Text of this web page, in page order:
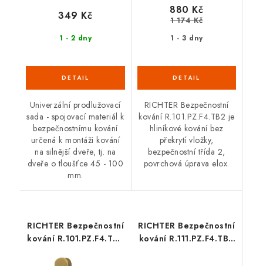
1 - 2 dny
349 Kč
Univerzální prodlužovací
sada - spojovací materiál k
bezpečnostnímu kování
určená k montáži kování
na silnější dveře, tj. na
dveře o tloušťce 45 - 100
mm.
1 - 3 dny
880 Kč
1 174 Kč
RICHTER Bezpečnostní
kování R.101.PZ.F4.TB2 je
hliníkové kování bez
překrytí vložky,
bezpečnostní třída 2,
povrchová úprava elox.
RICHTER Bezpečnostní
kování R.101.PZ.F4.TB3
RICHTER Bezpečnostní
kování R.111.PZ.F4.TB2